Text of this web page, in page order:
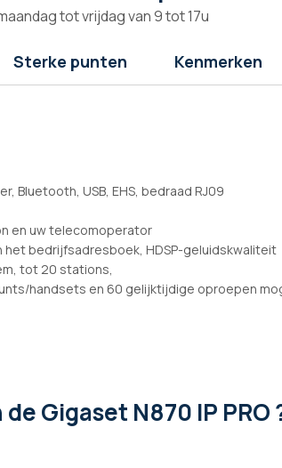
tot vrijdag van 9 tot 17u
Sterke punten Kenmerken
Bluetooth, USB, EHS, bedraad RJ09
en uw telecomoperator
bedrijfsadresboek, HDSP-geluidskwaliteit
tot 20 stations,
handsets en 60 gelijktijdige oproepen
de Gigaset N870 IP PRO